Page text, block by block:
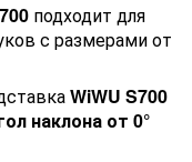
подходит для
с размерами от
WiWU S700
наклона от 0°